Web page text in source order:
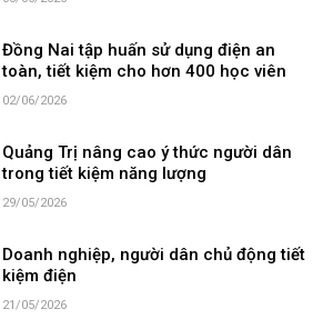
Đồng Nai tập huấn sử dụng điện an
toàn, tiết kiệm cho hơn 400 học viên
02/06/2026
Quảng Trị nâng cao ý thức người dân
trong tiết kiệm năng lượng
29/05/2026
Doanh nghiệp, người dân chủ động tiết
kiệm điện
21/05/2026